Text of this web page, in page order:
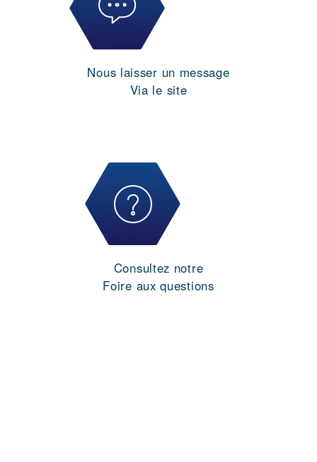
Nous laisser un message
Via le site
Consultez notre
Foire aux questions